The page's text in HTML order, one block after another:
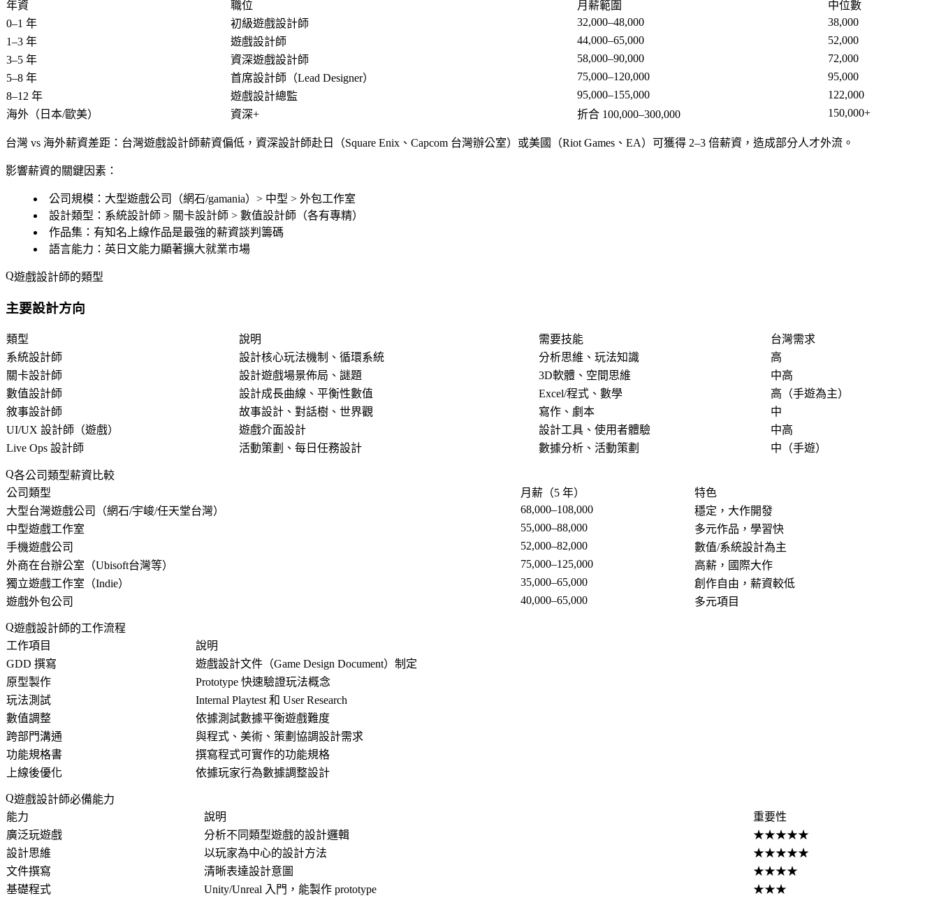
年資 職位 月薪範圍
中位數
0–1 年
初級遊戲設計師 32,000–48,000
38,000
1–3 年
遊戲設計師 44,000–65,000
52,000
3–5 年
資深遊戲設計師 58,000–90,000
72,000
5–8 年
首席設計師（Lead Designer） 75,000–120,000
95,000
8–12 年
遊戲設計總監 95,000–155,000
122,000
海外（日本/歐美）
資深+ 折合 100,000–300,000 150,000+
台灣 vs 海外薪資差距 ：台灣遊戲設計師薪資偏低，資深設計師赴日（Square Enix、Capcom 台灣辦公室）或美國（Riot Games、EA）可獲得 2–3 倍薪資，造成部分人才外流。
影響薪資的關鍵因素：
公司規模 ：大型遊戲公司（網石/gamania）> 中型 > 外包工作室
設計類型 ：系統設計師 > 關卡設計師 > 數值設計師（各有專精）
作品集 ：有知名上線作品是最強的薪資談判籌碼
語言能力 ：英日文能力顯著擴大就業市場
遊戲設計師的類型
主要設計方向
類型 說明 需要技能
台灣需求
系統設計師
設計核心玩法機制、循環系統 分析思維、玩法知識
高
關卡設計師
設計遊戲場景佈局、謎題 3D軟體、空間思維
中高
數值設計師
設計成長曲線、平衡性數值 Excel/程式、數學
高（手遊為主）
敘事設計師
故事設計、對話樹、世界觀 寫作、劇本
中
UI/UX 設計師（遊戲）
遊戲介面設計 設計工具、使用者體驗
中高
Live Ops 設計師
活動策劃、每日任務設計 數據分析、活動策劃 中（手遊）
各公司類型薪資比較
公司類型
月薪（5 年）
特色
大型台灣遊戲公司（網石/宇峻/任天堂台灣）
68,000–108,000
穩定，大作開發
中型遊戲工作室
55,000–88,000
多元作品，學習快
手機遊戲公司
52,000–82,000
數值/系統設計為主
外商在台辦公室（Ubisoft台灣等）
75,000–125,000
高薪，國際大作
獨立遊戲工作室（Indie）
35,000–65,000
創作自由，薪資較低
遊戲外包公司
40,000–65,000 多元項目
遊戲設計師的工作流程
工作項目
說明
GDD 撰寫
遊戲設計文件（Game Design Document）制定
原型製作
Prototype 快速驗證玩法概念
玩法測試
Internal Playtest 和 User Research
數值調整
依據測試數據平衡遊戲難度
跨部門溝通
與程式、美術、策劃協調設計需求
功能規格書
撰寫程式可實作的功能規格
上線後優化
依據玩家行為數據調整設計
遊戲設計師必備能力
能力
說明
重要性
廣泛玩遊戲
分析不同類型遊戲的設計邏輯
★★★★★
設計思維
以玩家為中心的設計方法
★★★★★
文件撰寫
清晰表達設計意圖
★★★★
基礎程式
Unity/Unreal 入門，能製作 prototype
★★★